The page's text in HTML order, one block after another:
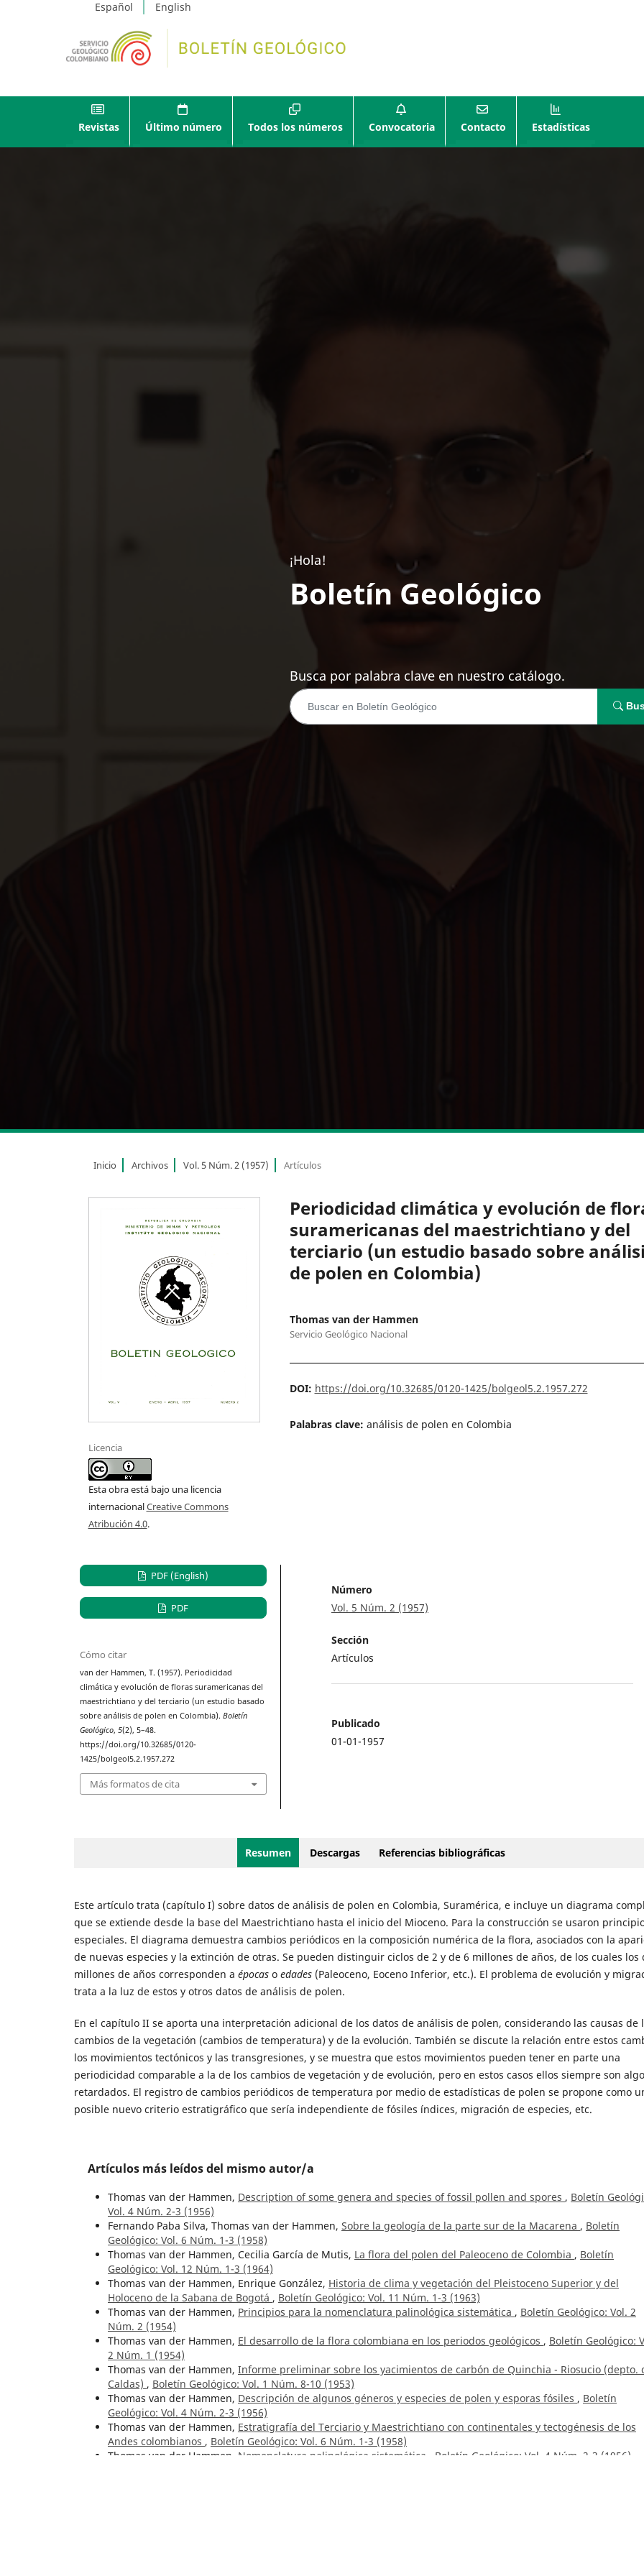
Español English
Revistas Último número Todos los números Convocatoria Contacto Estadísticas
¡Hola!
Boletín Geológico
Busca por palabra clave en nuestro catálogo.
Inicio Archivos Vol. 5 Núm. 2 (1957) Artículos
Periodicidad climática y evolución de
suramericanas del maestrichtiano y del
terciario (un estudio basado sobre
de polen en Colombia)
Thomas van der Hammen
Servicio Geológico Nacional
DOI: https://doi.org/10.32685/0120-1425/bolgeol5.2.1957.272
Palabras clave: análisis de polen en Colombia
Licencia
Esta obra está bajo una licencia
internacionalCreative Commons
Atribución 4.0.
PDF (English)
PDF
Cómo citar
van der Hammen, T. (1957). Periodicidad
climática y evolución de floras suramericanas del
maestrichtiano y del terciario (un estudio basado
sobre análisis de polen en Colombia).Boletín
Geológico,5(2), 5–48.
https://doi.org/10.32685/0120-
1425/bolgeol5.2.1957.272
Más formatos de cita
Número
Vol. 5 Núm. 2 (1957)
Sección
Artículos
Publicado
01-01-1957
Resumen Descargas Referencias bibliográficas
Este artículo trata (capítulo I) sobre datos de análisis de polen en Colombia, Suramérica, e incluye un diagrama
que se extiende desde la base del Maestrichtiano hasta el inicio del Mioceno. Para la construcción se usaron
especiales. El diagrama demuestra cambios periódicos en la composición numérica de la flora, asociados con la
de nuevas especies y la extinción de otras. Se pueden distinguir ciclos de 2 y de 6 millones de años, de los cuales los
millones de años corresponden a épocas o edades (Paleoceno, Eoceno Inferior, etc.). El problema de evolución y
trata a la luz de estos y otros datos de análisis de polen.
En el capítulo II se aporta una interpretación adicional de los datos de análisis de polen, considerando las causas de
cambios de la vegetación (cambios de temperatura) y de la evolución. También se discute la relación entre estos
los movimientos tectónicos y las transgresiones, y se muestra que estos movimientos pueden tener en parte una
periodicidad comparable a la de los cambios de vegetación y de evolución, pero en estos casos ellos siempre son algo
retardados. El registro de cambios periódicos de temperatura por medio de estadísticas de polen se propone como
posible nuevo criterio estratigráfico que sería independiente de fósiles índices, migración de especies, etc.
Artículos más leídos del mismo autor/a
Thomas van der Hammen, Description of some genera and species of fossil pollen and spores , Boletín
Vol. 4 Núm. 2-3 (1956)
Fernando Paba Silva, Thomas van der Hammen, Sobre la geología de la parte sur de la Macarena , Boletín
Geológico: Vol. 6 Núm. 1-3 (1958)
Thomas van der Hammen, Cecilia García de Mutis, La flora del polen del Paleoceno de Colombia , Boletín
Geológico: Vol. 12 Núm. 1-3 (1964)
Thomas van der Hammen, Enrique González, Historia de clima y vegetación del Pleistoceno Superior y del
Holoceno de la Sabana de Bogotá , Boletín Geológico: Vol. 11 Núm. 1-3 (1963)
Thomas van der Hammen, Principios para la nomenclatura palinológica sistemática , Boletín Geológico: Vol. 2
Núm. 2 (1954)
Thomas van der Hammen, El desarrollo de la flora colombiana en los periodos geológicos , Boletín Geológico:
2 Núm. 1 (1954)
Thomas van der Hammen, Informe preliminar sobre los yacimientos de carbón de Quinchia - Riosucio (depto.
Caldas) , Boletín Geológico: Vol. 1 Núm. 8-10 (1953)
Thomas van der Hammen, Descripción de algunos géneros y especies de polen y esporas fósiles , Boletín
Geológico: Vol. 4 Núm. 2-3 (1956)
Thomas van der Hammen, Estratigrafía del Terciario y Maestrichtiano con continentales y tectogénesis de los
Andes colombianos , Boletín Geológico: Vol. 6 Núm. 1-3 (1958)
Thomas van der Hammen, Nomenclatura palinológica sistemática
Boletín Geológico: Vol. 4 Núm. 2-3 (1956)